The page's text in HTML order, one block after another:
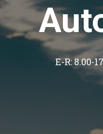
E-R: 8.00-